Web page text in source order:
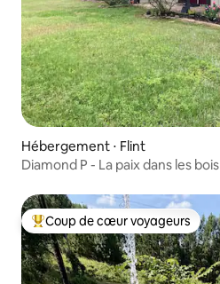
Hébergement ⋅ Flint
Diamond P - La paix dans les
Coups de cœur voyageurs les
Coup de cœur voyageurs